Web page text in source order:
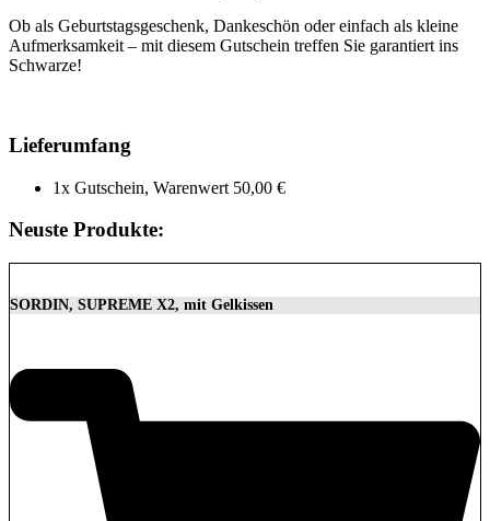
Ob als Geburtstagsgeschenk, Dankeschön oder einfach als kleine
Aufmerksamkeit – mit diesem Gutschein treffen Sie garantiert ins
Schwarze!
Lieferumfang
1x Gutschein, Warenwert 50,00 €
Neuste Produkte:
SORDIN, SUPREME X2, mit Gelkissen